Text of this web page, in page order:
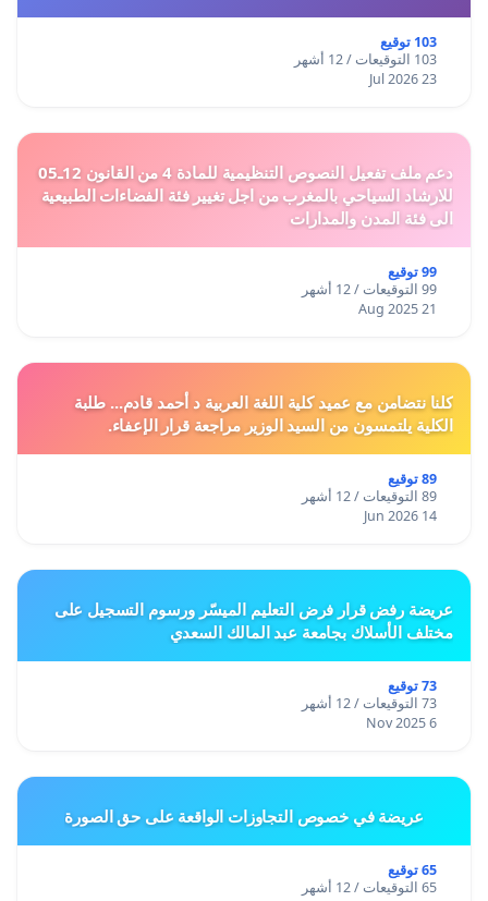
103 توقيع
103 التوقيعات / 12 أشهر
23 Jul 2026
دعم ملف تفعيل النصوص التنظيمية للمادة 4 من القانون 12ـ05
للارشاد السياحي بالمغرب من اجل تغيير فئة الفضاءات الطبيعية
الى فئة المدن والمدارات
99 توقيع
99 التوقيعات / 12 أشهر
21 Aug 2025
كلنا نتضامن مع عميد كلية اللغة العربية د أحمد قادم... طلبة
الكلية يلتمسون من السيد الوزير مراجعة قرار الإعفاء.
89 توقيع
89 التوقيعات / 12 أشهر
14 Jun 2026
عريضة رفض قرار فرض التعليم الميسّر ورسوم التسجيل على
مختلف الأسلاك بجامعة عبد المالك السعدي
73 توقيع
73 التوقيعات / 12 أشهر
6 Nov 2025
عريضة في خصوص التجاوزات الواقعة على حق الصورة
65 توقيع
65 التوقيعات / 12 أشهر